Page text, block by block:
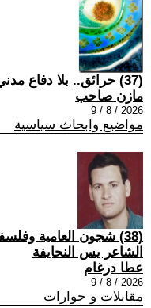
(37) حرائق.. بلا دفاع مدني!!
مازن صاحب
2026 / 8 / 9
مواضيع وابحاث سياسية
(38) شجون العامية
الشاعر يس النحايفة
عطا درغام
2026 / 8 / 9
مقابلات و حوارات